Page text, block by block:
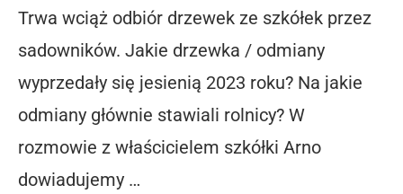
Trwa wciąż odbiór drzewek ze szkółek przez
sadowników. Jakie drzewka / odmiany
wyprzedały się jesienią 2023 roku? Na jakie
odmiany głównie stawiali rolnicy? W
rozmowie z właścicielem szkółki Arno
dowiadujemy …